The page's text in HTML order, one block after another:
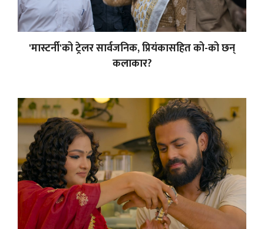
'मास्टर्नी'को ट्रेलर सार्वजनिक, प्रियंकासहित को-को छन्
कलाकार?